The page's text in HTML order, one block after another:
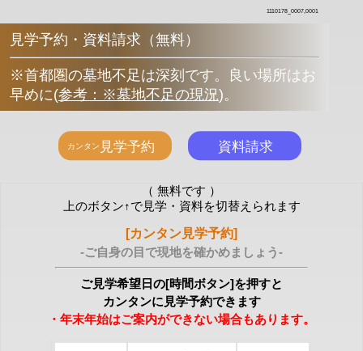
1110178_0007,0001
見学予約・資料請求（無料）
※首都圏の墓地不足は深刻です。良い場所はお
早めに(参考：※墓地不足の現況)。
（ 無料です ）
上のボタン↑で見学・資料を切替えられます
[カンタン見学予約]
-ご自身の目で現地を確かめましょう-
ご見学希望日の[時間ボタン]を押すと
カンタンに見学予約できます
・年末年始はご案内ができない場合もあります。